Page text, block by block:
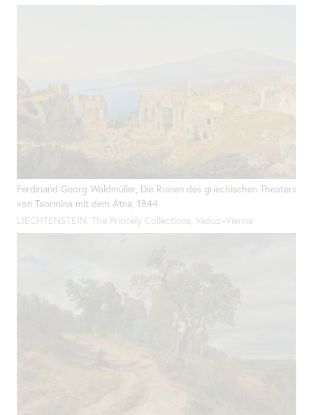
Ferdinand Georg Waldmüller, Die Ruinen des griechischen Theaters
von Taormina mit dem Ätna, 1844
LIECHTENSTEIN. The Princely Collections, Vaduz–Vienna